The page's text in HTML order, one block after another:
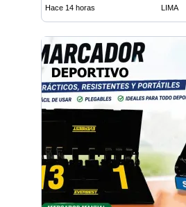
Hace 14 horas LIMA